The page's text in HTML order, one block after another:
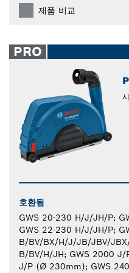
제품 비교
PRO
호환됨
GWS 20-230 H/J/JH/P;
GWS 22-230 H/J/JH/P;
B/BV/BX/H/J/JB/JBV/
B/BV/H/JH; GWS 2000
J/P (Ø 230mm); GWS